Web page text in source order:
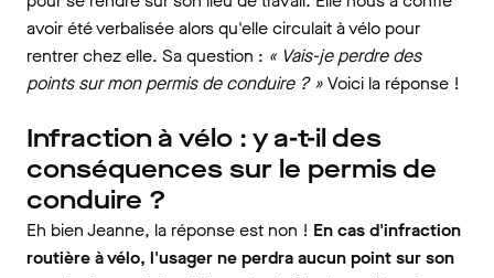
avoir été verbalisée alors qu'elle circulait à vélo pour
rentrer chez elle. Sa question : « Vais-je perdre des
points sur mon permis de conduire ? »Voici la réponse !
Infraction à vélo : y a-t-il des
conséquences sur le permis de
conduire ?
Eh bien Jeanne, la réponse est non ! En cas d'infraction
routière à vélo, l'usager ne perdra aucun point sur son